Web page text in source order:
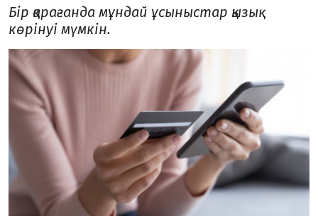
Бір қарағанда мұндай ұсыныстар қызық
көрінуі мүмкін.